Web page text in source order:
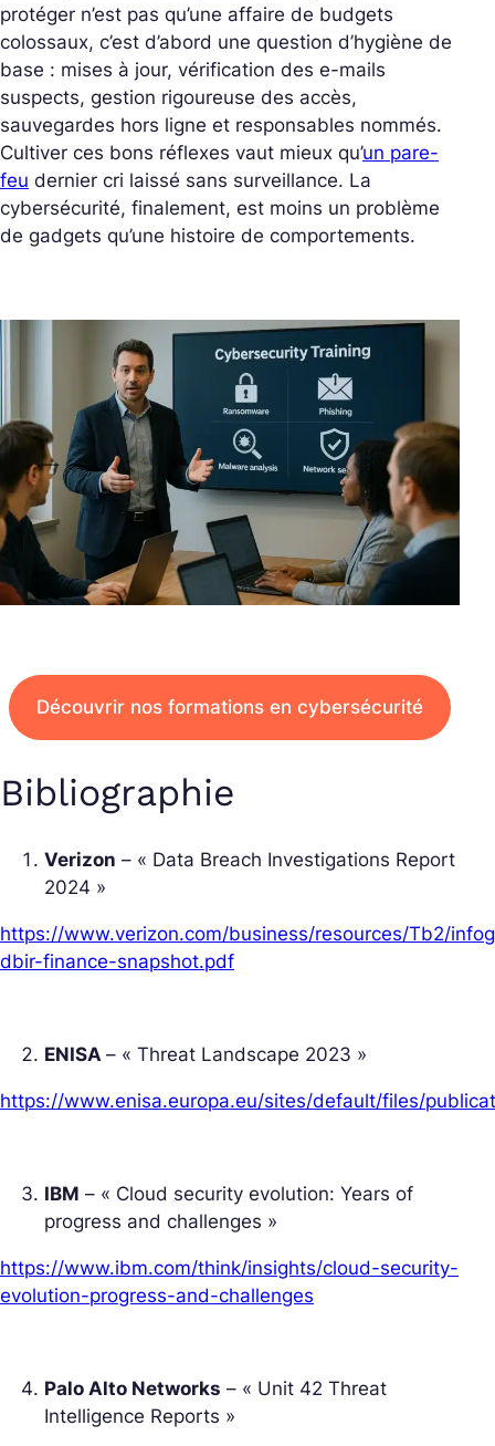
protéger n’est pas qu’une affaire de budgets
colossaux, c’est d’abord une question d’hygiène de
base : mises à jour, vérification des e-mails
suspects, gestion rigoureuse des accès,
sauvegardes hors ligne et responsables nommés.
Cultiver ces bons réflexes vaut mieux qu’un pare-
feu dernier cri laissé sans surveillance. La
cybersécurité, finalement, est moins un problème
de gadgets qu’une histoire de comportements.
Découvrir nos formations en cybersécurité
Bibliographie
Verizon – « Data Breach Investigations Report
2024 »
https://www.verizon.com/business/resources/Tb2/
dbir-finance-snapshot.pdf
ENISA – « Threat Landscape 2023 »
https://www.enisa.europa.eu/sites/default/files/
IBM – « Cloud security evolution: Years of
progress and challenges »
https://www.ibm.com/think/insights/cloud-security-
evolution-progress-and-challenges
Palo Alto Networks – « Unit 42 Threat
Intelligence Reports »